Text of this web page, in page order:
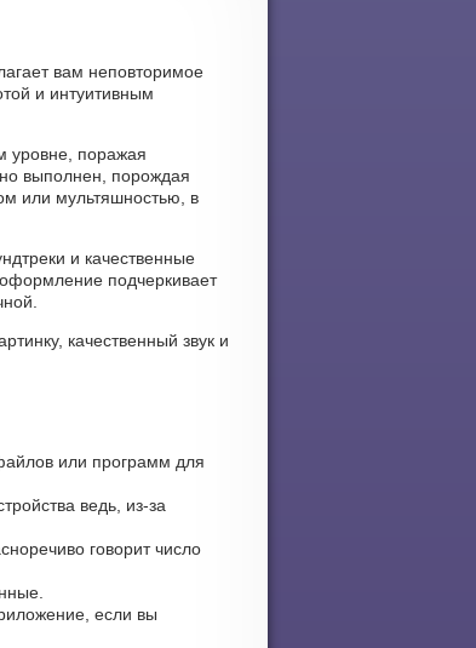
вам неповторимое
и интуитивным
уровне, поражая
выполнен, порождая
или мультяшностью, в
и качественные
подчеркивает
качественный звук и
или программ для
ведь, из-за
говорит число
если вы